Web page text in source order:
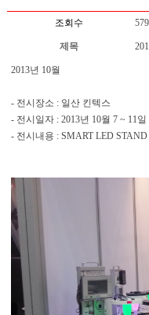
조회수
제목
2013년 10월
- 전시장소 : 일산 킨텍스
- 전시일자 : 2013년 10월 7 ~ 11일
- 전시내용 : SMART LED STAND